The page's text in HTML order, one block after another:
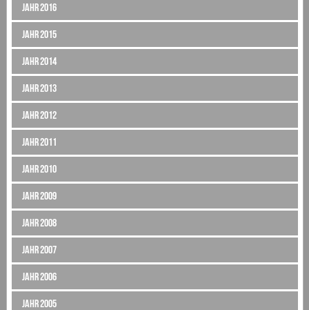
Jahr 2016
Jahr 2015
Jahr 2014
Jahr 2013
Jahr 2012
Jahr 2011
Jahr 2010
Jahr 2009
Jahr 2008
Jahr 2007
Jahr 2006
Jahr 2005